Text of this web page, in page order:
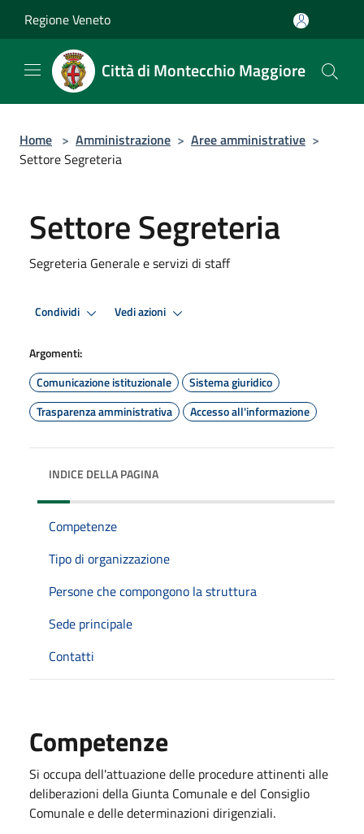
Regione Veneto
Città di Montecchio Maggiore
Home > Amministrazione > Aree amministrative >
Settore Segreteria
Settore Segreteria
Segreteria Generale e servizi di staff
Condividi Vedi azioni
Argomenti:
Comunicazione istituzionale
Sistema giuridico
Trasparenza amministrativa
Accesso all'informazione
INDICE DELLA PAGINA
Competenze
Tipo di organizzazione
Persone che compongono la struttura
Sede principale
Contatti
Competenze
Si occupa dell'attuazione delle procedure attinenti alle
deliberazioni della Giunta Comunale e del Consiglio
Comunale e delle determinazioni dirigenziali.